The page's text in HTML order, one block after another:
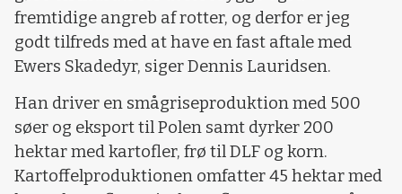
fremtidige angreb af rotter, og derfor er jeg
godt tilfreds med at have en fast aftale med
Ewers Skadedyr, siger Dennis Lauridsen.
Han driver en smågriseproduktion med 500
søer og eksport til Polen samt dyrker 200
hektar med kartofler, frø til DLF og korn.
Kartoffelproduktionen omfatter 45 hektar med